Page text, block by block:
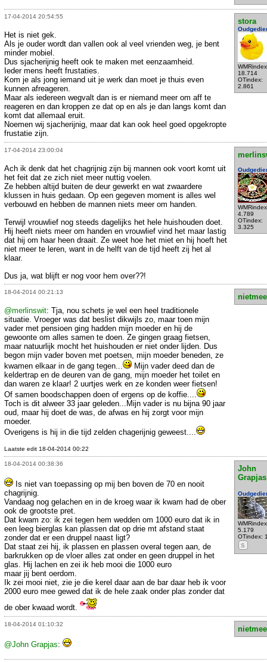
17-04-2014 20:54:55
stora
18.714
OTindex:
2.861
Het is niet gek.
Als je ouder wordt dan vallen ook al veel vrienden weg, je bent
minder mobiel.
Dus sjacherijnig heeft ook te maken met eenzaamheid.
Ieder mens heeft frustaties.
Kom je als jong iemand uit je werk dan moet je thuis even
kunnen afreageren.
Maar als iedereen wegvalt dan is er niemand meer om aff te
reageren en dan kroppen ze dat op en als je dan langs komt dan
komt dat allemaal eruit.
Noemen wij sjacherijnig, maar dat kan ook heel goed opgekropte
frustatie zijn.
17-04-2014 23:00:04
4.789
OTindex:
3.325
Ach ik denk dat het chagrijnig zijn bij mannen ook voort komt uit
het feit dat ze zich niet meer nuttig voelen.
Ze hebben altijd buiten de deur gewerkt en wat zwaardere
klussen in huis gedaan. Op een gegeven moment is alles wel
verbouwd en hebben de mannen niets meer om handen.
Terwijl vrouwlief nog steeds dagelijks het hele huishouden doet.
Hij heeft niets meer om handen en vrouwlief vind het maar lastig
dat hij om haar heen draait. Ze weet hoe het miet en hij hoeft het
niet meer te leren, want in de helft van de tijd heeft zij het al
klaar.
Dus ja, wat blijft er nog voor hem over??!
18-04-2014 00:21:13
@merlinswit: Tja, nou schets je wel een heel traditionele
situatie. Vroeger was dat beslist dikwijls zo, maar toen mijn
vader met pensioen ging hadden mijn moeder en hij de
gewoonte om alles samen te doen. Ze gingen graag fietsen,
maar natuurlijk mocht het huishouden er niet onder lijden. Dus
begon mijn vader boven met poetsen, mijn moeder beneden, ze
kwamen elkaar in de gang tegen...
Mijn vader deed dan de
keldertrap en de deuren van de gang, mijn moeder het toilet en
dan waren ze klaar! 2 uurtjes werk en ze konden weer fietsen!
Of samen boodschappen doen of ergens op de koffie....
Toch is dit alweer 33 jaar geleden...Mijn vader is nu bijna 90 jaar
oud, maar hij doet de was, de afwas en hij zorgt voor mijn
moeder.
Overigens is hij in die tijd zelden chagerijnig geweest....
Laatste edit 18-04-2014 00:22
18-04-2014 00:38:36
John
Grapjas
5.179
OTindex:
S
Is niet van toepassing op mij ben boven de 70 en nooit
chagrijnig.
Vandaag nog gelachen en in de kroeg waar ik kwam had de ober
ook de grootste pret.
Dat kwam zo: ik zei tegen hem wedden om 1000 euro dat ik in
een leeg bierglas kan plassen dat op drie mt afstand staat
zonder dat er een druppel naast ligt?
Dat staat zei hij, ik plassen en plassen overal tegen aan, de
barkrukken op de vloer alles zat onder en geen druppel in het
glas. Hij lachen en zei ik heb mooi die 1000 euro
maar jij bent oerdom.
Ik zei mooi niet, zie je die kerel daar aan de bar daar heb ik voor
2000 euro mee gewed dat ik de hele zaak onder plas zonder dat
de ober kwaad wordt.
18-04-2014 01:10:32
@John Grapjas: